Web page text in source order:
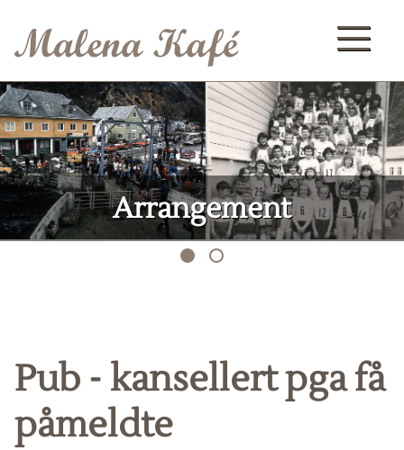
Arrangement
Pub - kansellert pga få
påmeldte